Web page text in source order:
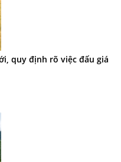
quy định rõ việc đấu giá